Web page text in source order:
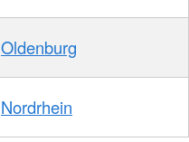
Oldenburg
Nordrhein